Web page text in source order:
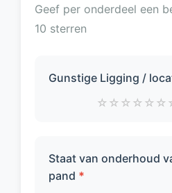
Geef per onderdeel een
10 sterren
Gunstige Ligging /
☆ ☆ ☆ ☆ ☆ ☆
Staat van onderhoud
pand *